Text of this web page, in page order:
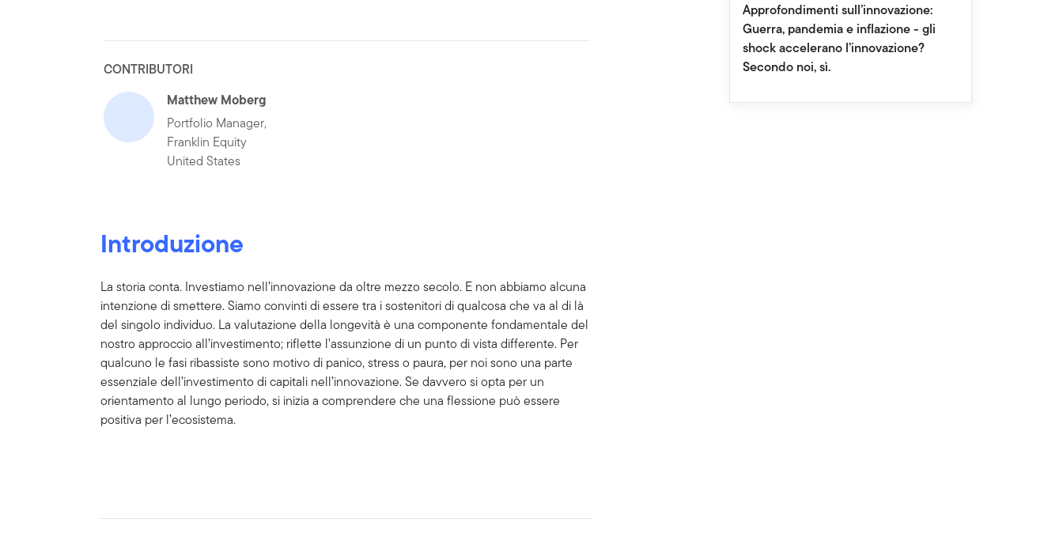
CONTRIBUTORI
Matthew Moberg
Portfolio Manager,
Franklin Equity
United States
Introduzione
La storia conta. Investiamo nell’innovazione da oltre mezzo secolo. E non abbiamo alcuna
intenzione di smettere. Siamo convinti di essere tra i sostenitori di qualcosa che va al di là
del singolo individuo. La valutazione della longevità è una componente fondamentale del
nostro approccio all’investimento; riflette l’assunzione di un punto di vista differente. Per
qualcuno le fasi ribassiste sono motivo di panico, stress o paura, per noi sono una parte
essenziale dell’investimento di capitali nell’innovazione. Se davvero si opta per un
orientamento al lungo periodo, si inizia a comprendere che una flessione può essere
positiva per l’ecosistema.
Approfondimenti sull’innovazione:
Guerra, pandemia e inflazione - gli
shock accelerano l’innovazione?
Secondo noi, sì.